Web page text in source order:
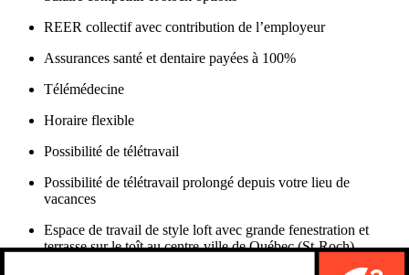
REER collectif avec contribution de l’employeur
Assurances santé et dentaire payées à 100%
Télémédecine
Horaire flexible
Possibilité de télétravail
Possibilité de télétravail prolongé depuis votre lieu de
vacances
Espace de travail de style loft avec grande fenestration et
terrasse sur le toît au centre-ville de Québec (St-Roch)